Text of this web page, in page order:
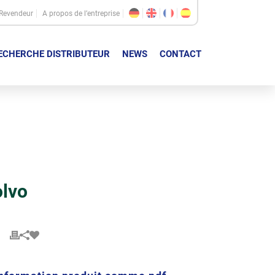
Revendeur A propos de l’entreprise
DISTRIBUTEUR NEWS CONTACT